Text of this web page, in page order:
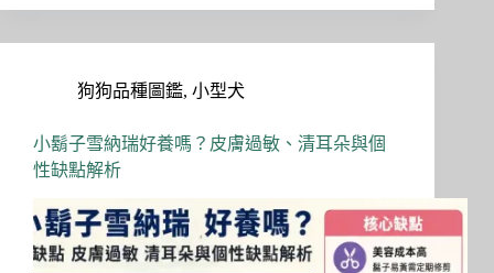
ok do
狗狗品種圖鑑, 小型犬
小鬍子雪納瑞好養嗎？皮膚過敏、清耳朵與個
性缺點解析